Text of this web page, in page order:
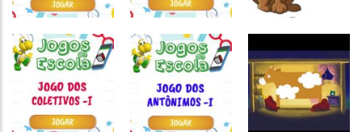
Atividades
Português e
Matemática
Jogo dos
coletivos II
Atividades
Português e
Matemática
Jogo dos
antônimos II
Atividades
Português e
Matemática
Animais com
CH